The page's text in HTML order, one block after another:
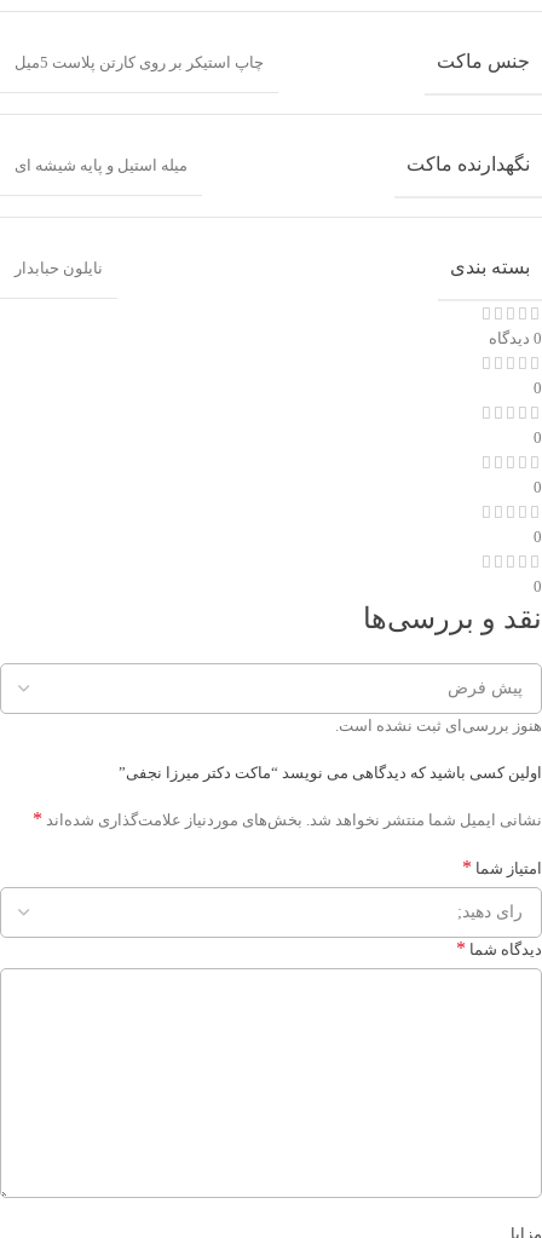
جنس ماکت چاپ استیکر بر روی کارتن پلاست 5میل
نگهدارنده ماکت میله استیل و پایه شیشه ای
بسته بندی نایلون حبابدار
0 دیدگاه
0
0
0
0
0
نقد و بررسی‌ها
هنوز بررسی‌ای ثبت نشده است.
اولین کسی باشید که دیدگاهی می نویسد “ماکت دکتر میرزا نجفی”
نشانی ایمیل شما منتشر نخواهد شد. بخش‌های موردنیاز علامت‌گذاری شده‌اند *
امتیاز شما *
دیدگاه شما *
مزایا